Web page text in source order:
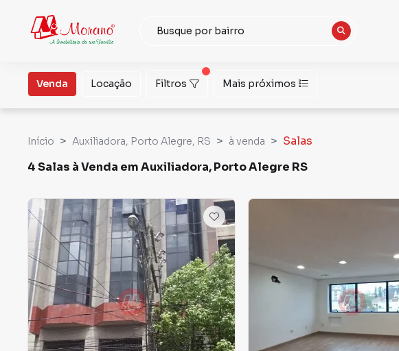
Venda Locação Filtros Mais próximos
Início Auxiliadora, Porto Alegre, RS à venda
Salas
4 Salas à Venda em Auxiliadora, Porto Alegre RS